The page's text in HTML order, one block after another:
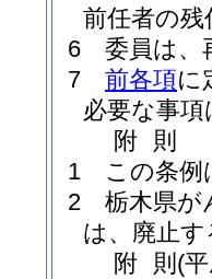
前任者の
6
委員は、
7
前各項に
必要な事
附 則
1
この条例
2
栃木県が
は、廃止す
附 則 (